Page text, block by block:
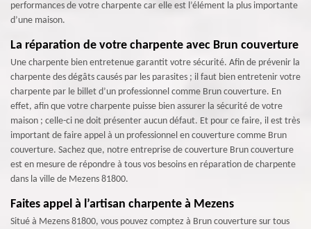
performances de votre charpente car elle est l’élément la plus importante
d’une maison.
La réparation de votre charpente avec Brun couverture
Une charpente bien entretenue garantit votre sécurité. Afin de prévenir la
charpente des dégâts causés par les parasites ; il faut bien entretenir votre
charpente par le billet d’un professionnel comme Brun couverture. En
effet, afin que votre charpente puisse bien assurer la sécurité de votre
maison ; celle-ci ne doit présenter aucun défaut. Et pour ce faire, il est très
important de faire appel à un professionnel en couverture comme Brun
couverture. Sachez que, notre entreprise de couverture Brun couverture
est en mesure de répondre à tous vos besoins en réparation de charpente
dans la ville de Mezens 81800.
Faites appel à l’artisan charpente à Mezens
Situé à Mezens 81800, vous pouvez comptez à Brun couverture sur tous